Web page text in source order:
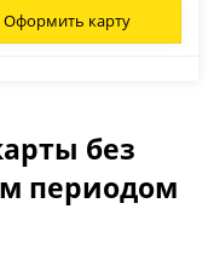
Оформить карту
без
периодом